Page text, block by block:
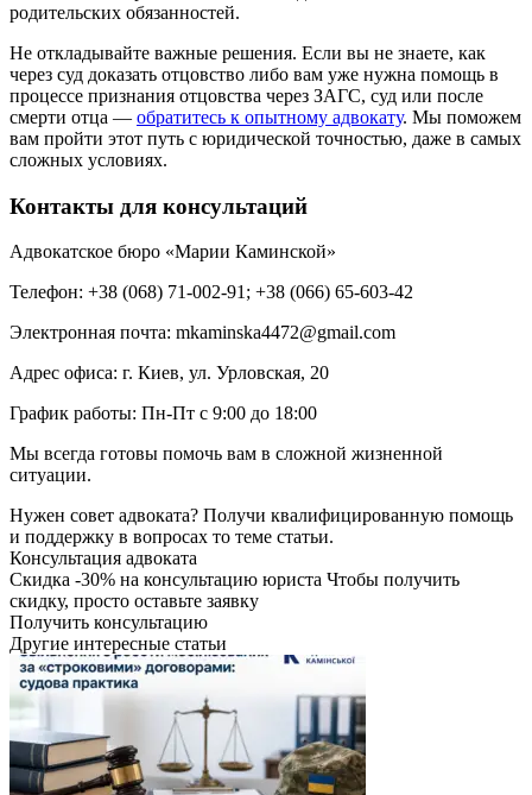
родительских обязанностей.
Не откладывайте важные решения. Если вы не знаете, как
через суд доказать отцовство либо вам уже нужна помощь в
процессе признания отцовства через ЗАГС, суд или после
смерти отца — обратитесь к опытному адвокату. Мы поможем
вам пройти этот путь с юридической точностью, даже в самых
сложных условиях.
Контакты для консультаций
Адвокатское бюро «Марии Каминской»
Телефон: +38 (068) 71-002-91; +38 (066) 65-603-42
Электронная почта: mkaminska4472@gmail.com
Адрес офиса: г. Киев, ул. Урловская, 20
График работы: Пн-Пт с 9:00 до 18:00
Мы всегда готовы помочь вам в сложной жизненной
ситуации.
Нужен совет адвоката? Получи квалифицированную помощь
и поддержку в вопросах то теме статьи.
Консультация адвоката
Скидка -30% на консультацию юриста Чтобы получить
скидку, просто оставьте заявку
Получить консультацию
Другие интересные статьи